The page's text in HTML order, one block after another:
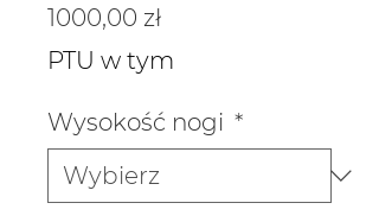
1000,00 złCena
PTU w tym
Wysokość nogi *